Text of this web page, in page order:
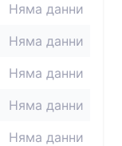
Няма данни
Няма данни
Няма данни
Няма данни
Няма данни